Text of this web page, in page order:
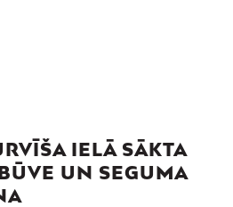
IELĀ SĀKTA
UN SEGUMA